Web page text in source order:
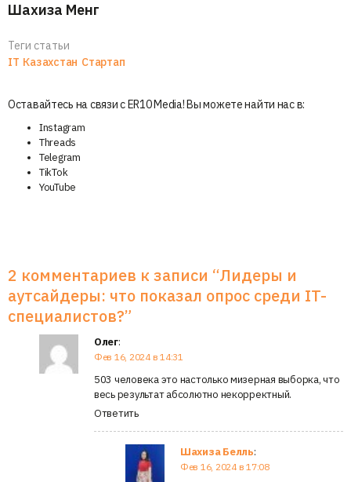
Шахиза Менг
Теги статьи
IT Казахстан Стартап
Оставайтесь на связи с ER10 Media! Вы можете найти нас в:
Instagram
Threads
Telegram
TikTok
YouTube
2 комментариев к записи “Лидеры и
аутсайдеры: что показал опрос среди IT-
специалистов?”
Олег:
Фев 16, 2024 в 14:31
503 человека это настолько мизерная выборка, что
весь результат абсолютно некорректный.
Ответить
Шахиза Белль:
Фев 16, 2024 в 17:08